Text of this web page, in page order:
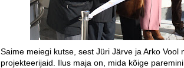
Saime meiegi kutse, sest Jüri Järve ja Arko Vool
projekteerijaid. Ilus maja on, mida kõige